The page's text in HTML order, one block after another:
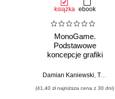
książka ebook
MonoGame.
Podstawowe
koncepcje grafiki
Damian Kaniewski Tomasz Dziubak
(41,40 zł najniższa cena z 30 dni)